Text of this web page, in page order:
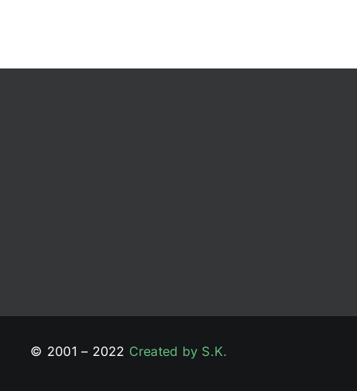
© 2001 – 2022 Created by S.K.